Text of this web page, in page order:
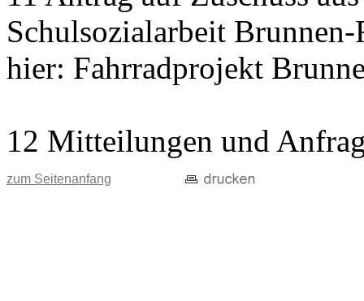
Schulsozialarbeit Brunnen-
hier: Fahrradprojekt
12 Mitteilungen und
zum Seitenanfang